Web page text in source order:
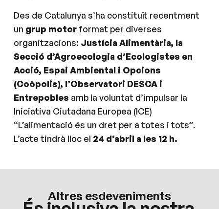
Des de Catalunya s’ha constituït recentment
un grup motor format per diverses
organitzacions: Justícia Alimentària, la
Secció d’Agroecologia d’Ecologistes en
Acció, Espai Ambiental i Opcions
(Coòpolis), l’Observatori DESCA i
Entrepobles amb la voluntat d’impulsar la
Iniciativa Ciutadana Europea (ICE)
“L’alimentació és un dret per a totes i tots”.
L’acte tindrà lloc el 24 d’abril a les 12 h.
Altres esdeveniments